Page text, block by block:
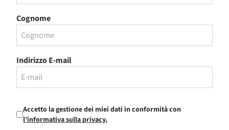
Cognome
Indirizzo E-mail
Accetto la gestione dei miei dati in conformità con
l'informativa sulla privacy.